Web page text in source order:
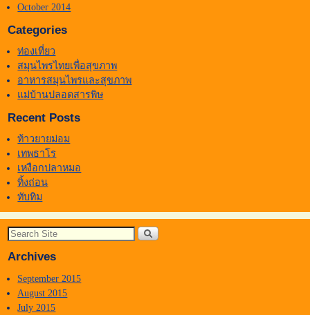
October 2014
Categories
ท่องเที่ยว
สมุนไพรไทยเพื่อสุขภาพ
อาหารสมุนไพรและสุขภาพ
แม่บ้านปลอดสารพิษ
Recent Posts
ท้าวยายม่อม
เทพธาโร
เหงือกปลาหมอ
ทิ้งถ่อน
ทับทิม
Archives
September 2015
August 2015
July 2015